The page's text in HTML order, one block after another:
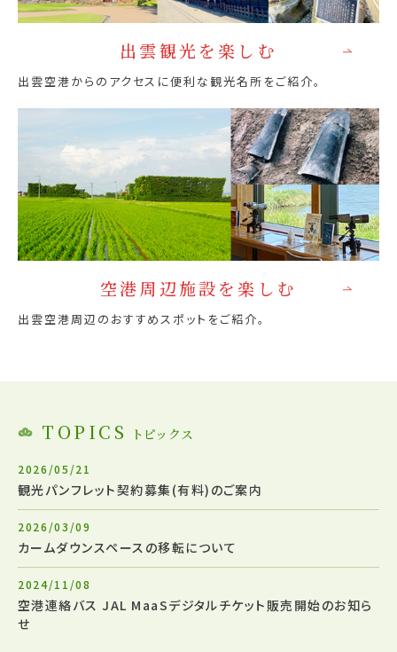
出雲観光を楽しむ
出雲空港からのアクセスに便利な観光名所をご紹介。
空港周辺施設を楽しむ
出雲空港周辺のおすすめスポットをご紹介。
TOPICS トピックス
2026/05/21
観光パンフレット契約募集(有料)のご案内
2026/03/09
カームダウンスペースの移転について
2024/11/08
空港連絡バス JAL MaaSデジタルチケット販売開始のお知ら
せ